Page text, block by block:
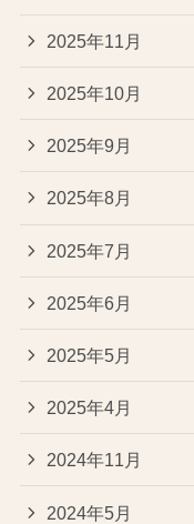
2025年11月
2025年10月
2025年9月
2025年8月
2025年7月
2025年6月
2025年5月
2025年4月
2024年11月
2024年5月